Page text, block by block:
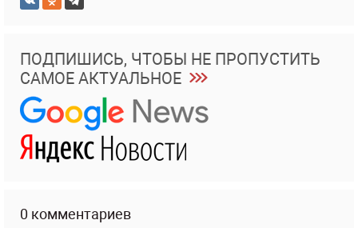
ПОДПИШИСЬ, ЧТОБЫ НЕ ПРОПУСТИТЬ
САМОЕ АКТУАЛЬНОЕ
0 комментариев